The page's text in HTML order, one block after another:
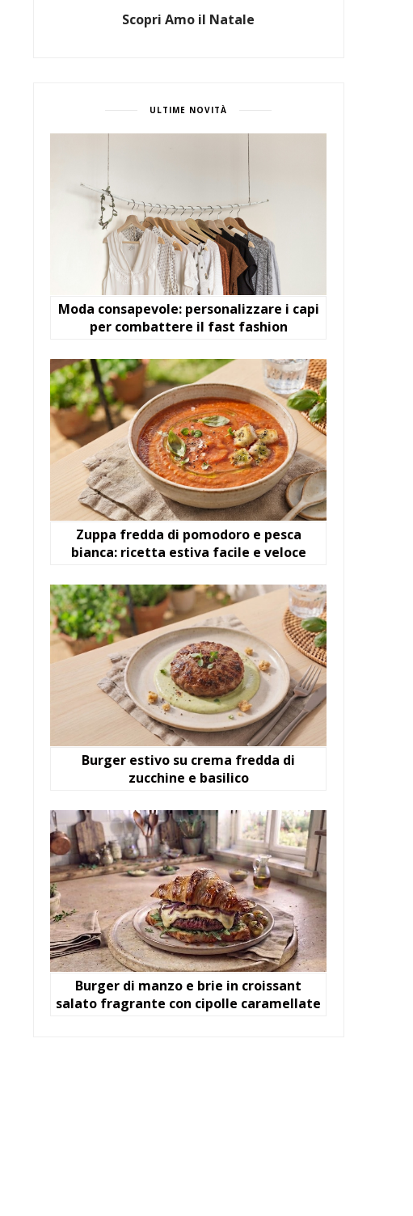
Scopri Amo il Natale
ULTIME NOVITÀ
Moda consapevole: personalizzare i capi
per combattere il fast fashion
Zuppa fredda di pomodoro e pesca
bianca: ricetta estiva facile e veloce
Burger estivo su crema fredda di
zucchine e basilico
Burger di manzo e brie in croissant
salato fragrante con cipolle caramellate